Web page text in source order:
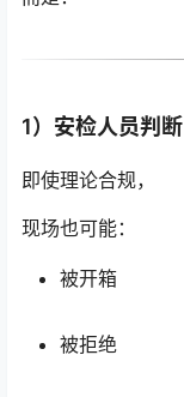
1）安检人员判断
即使理论合规，
现场也可能：
被开箱
被拒绝